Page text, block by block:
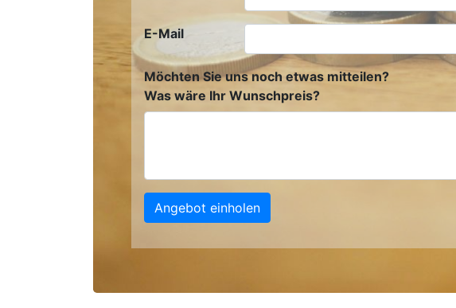
E-Mail
Möchten Sie uns noch etwas mitteilen?
Was wäre Ihr Wunschpreis?
Angebot einholen